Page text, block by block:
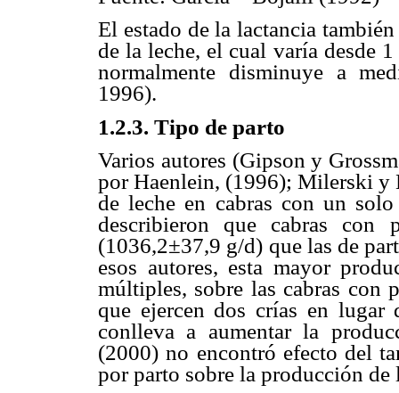
El estado de la lactancia
de la leche, el cual varía desde
normalmente disminuye a
1996).
1.2.3. Tipo de parto
Varios autores (Gipson y
por Haenlein, (1996); Milerski y
de leche en cabras con un
describieron que cabras con
(1036,2±37,9 g/d) que las de
esos autores, esta mayor
múltiples, sobre las cabras con
que ejercen dos crías en
conlleva a aumentar la
(2000) no encontró efecto del
por parto sobre la producción de